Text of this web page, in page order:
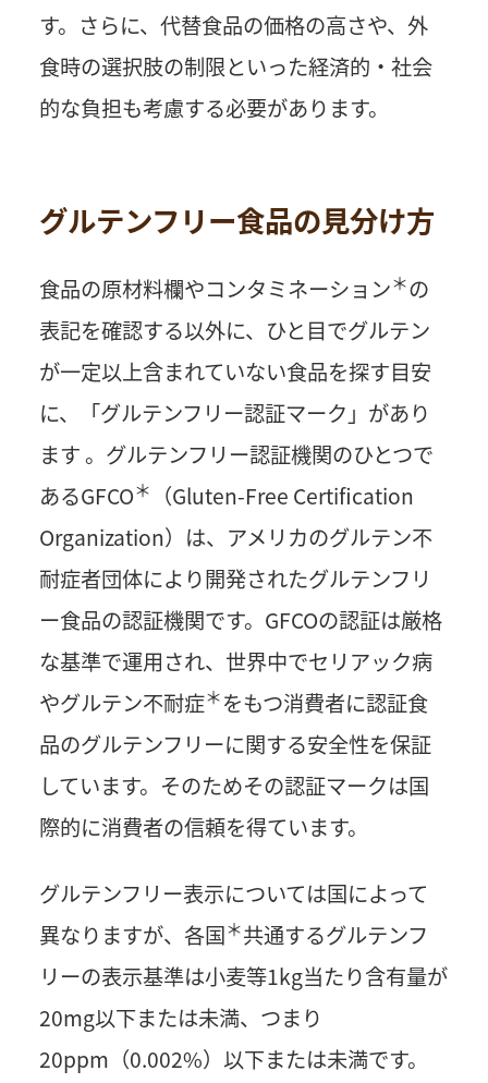
す。さらに、代替食品の価格の高さや、外
食時の選択肢の制限といった経済的・社会
的な負担も考慮する必要があります。
グルテンフリー食品の見分け方
食品の原材料欄やコンタミネーション＊の
表記を確認する以外に、ひと目でグルテン
が一定以上含まれていない食品を探す目安
に、「グルテンフリー認証マーク」があり
ます 。グルテンフリー認証機関のひとつで
あるGFCO＊
（Gluten-Free Certification
Organization）は、アメリカのグルテン不
耐症者団体により開発されたグルテンフリ
ー食品の認証機関です。GFCOの認証は厳格
な基準で運用され、世界中でセリアック病
やグルテン不耐症＊をもつ消費者に認証食
品のグルテンフリーに関する安全性を保証
しています。そのためその認証マークは国
際的に消費者の信頼を得ています。
グルテンフリー表示については国によって
異なりますが、 各国＊共通するグルテンフ
リーの表示基準は小麦等1kg当たり含有量が
20mg以下または未満、つまり
20ppm（0.002%）以下または未満です。